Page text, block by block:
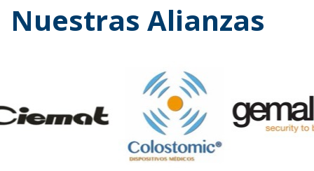
Nuestras Alianzas